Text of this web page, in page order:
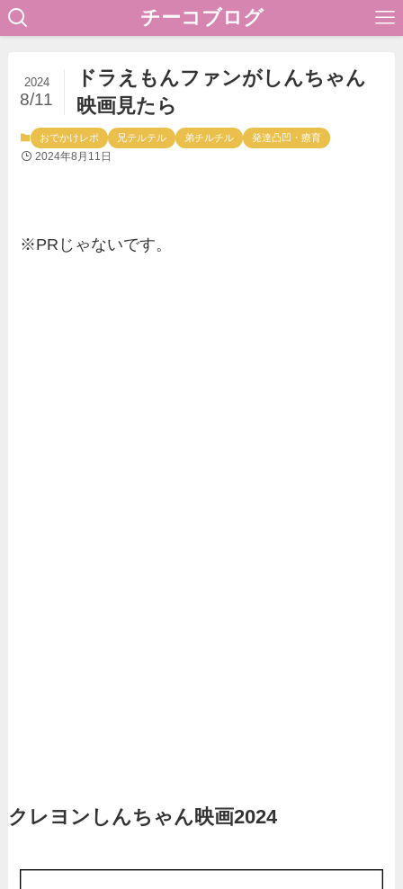
チーコブログ
ドラえもんファンがしんちゃん
映画見たら
2024
8/11
おでかけレポ 兄テルテル 弟チルチル 発達凸凹・療育
2024年8月11日
※PRじゃないです。
クレヨンしんちゃん映画2024